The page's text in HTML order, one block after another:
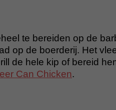
te bereiden op de
op de boerderij. Het
de hele kip of bereid
Can Chicken.